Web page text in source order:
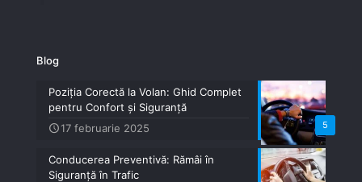
Blog
5
Poziția Corectă la Volan: Ghid Complet
pentru Confort și Siguranță
17 februarie 2025
Conducerea Preventivă: Rămâi în
Siguranță în Trafic